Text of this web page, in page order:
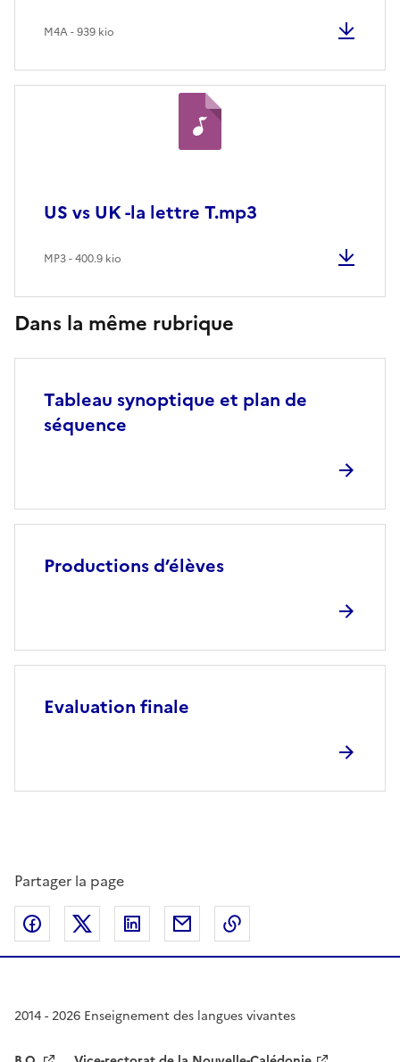
M4A - 939 kio
US vs UK -la lettre T.mp3
MP3 - 400.9 kio
Dans la même rubrique
Tableau synoptique et plan de
séquence
Productions d’élèves
Evaluation finale
Partager la page
Partager sur Facebook
Partager sur Twitter
Partager sur LinkedIn
Partager par email
2014 - 2026 Enseignement des langues vivantes